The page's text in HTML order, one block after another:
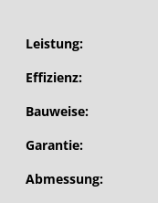
Leistung:
Effizienz:
Bauweise:
Garantie:
Abmessung: